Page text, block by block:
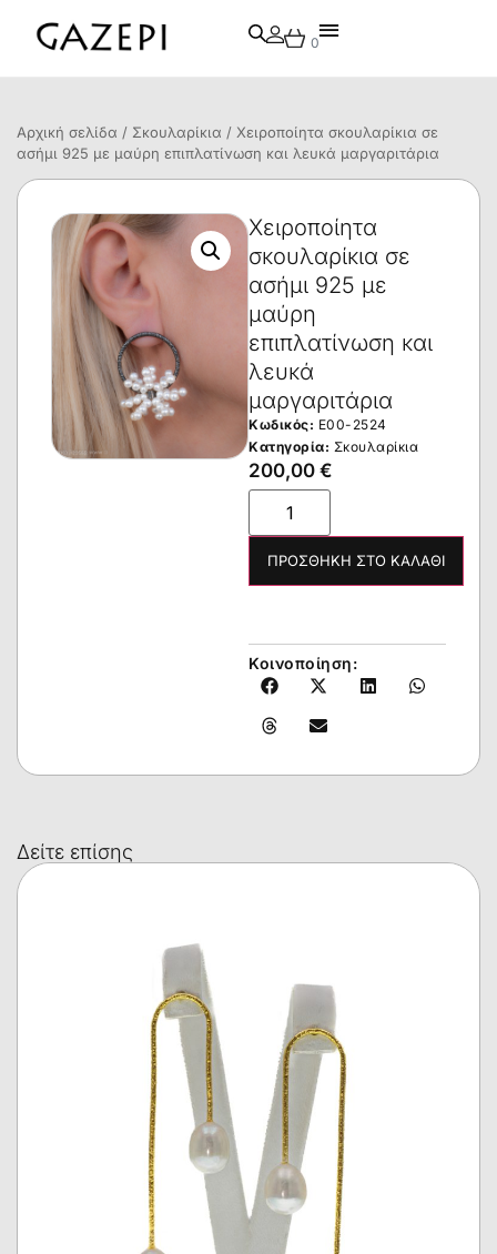
0
Αρχική σελίδα / Σκουλαρίκια / Χειροποίητα σκουλαρίκια σε
ασήμι 925 με μαύρη επιπλατίνωση και λευκά μαργαριτάρια
Χειροποίητα
σκουλαρίκια σε
ασήμι 925 με
μαύρη
επιπλατίνωση και
λευκά
μαργαριτάρια
Κωδικός: E00-2524
Κατηγορία: Σκουλαρίκια
200,00 €
ΠΡΟΣΘΉΚΗ ΣΤΟ ΚΑΛΆΘΙ
Κοινοποίηση:
Δείτε επίσης